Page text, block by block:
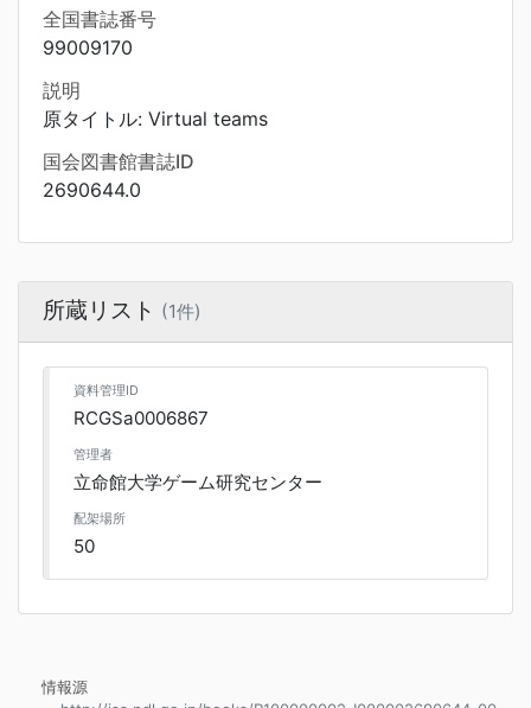
全国書誌番号
99009170
説明
原タイトル: Virtual teams
国会図書館書誌ID
2690644.0
所蔵リスト (1件)
資料管理ID
RCGSa0006867
管理者
立命館大学ゲーム研究センター
配架場所
50
情報源